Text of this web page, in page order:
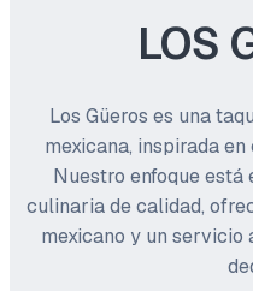
LOS
Los Güeros es una
mexicana, inspirada
Nuestro enfoque
culinaria de calidad,
mexicano y un